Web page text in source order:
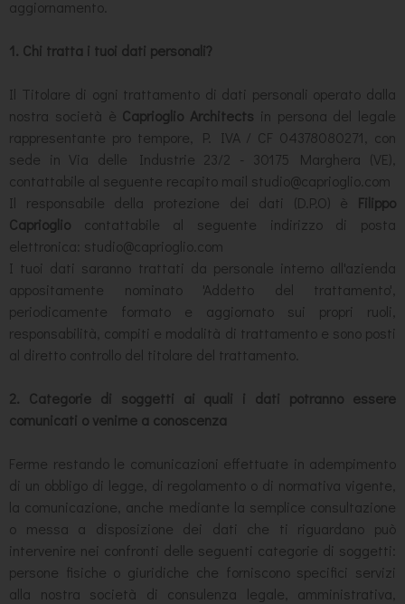
aggiornamento.
1. Chi tratta i tuoi dati personali?
Il Titolare di ogni trattamento di dati personali operato dalla
nostra società è Caprioglio Architects in persona del legale
rappresentante pro tempore, P. IVA / CF 04378080271, con
sede in Via delle Industrie 23/2 - 30175 Marghera (VE),
contattabile al seguente recapito mail studio@caprioglio.com
Il responsabile della protezione dei dati (D.P.O) è Filippo
Caprioglio contattabile al seguente indirizzo di posta
elettronica: studio@caprioglio.com
I tuoi dati saranno trattati da personale interno all'azienda
appositamente nominato 'Addetto del trattamento',
periodicamente formato e aggiornato sui propri ruoli,
responsabilità, compiti e modalità di trattamento e sono posti
al diretto controllo del titolare del trattamento.
2. Categorie di soggetti ai quali i dati potranno essere
comunicati o venirne a conoscenza
Ferme restando le comunicazioni effettuate in adempimento
di un obbligo di legge, di regolamento o di normativa vigente,
la comunicazione, anche mediante la semplice consultazione
o messa a disposizione dei dati che ti riguardano può
intervenire nei confronti delle seguenti categorie di soggetti:
persone fisiche o giuridiche che forniscono specifici servizi
alla nostra società di consulenza legale, amministrativa,